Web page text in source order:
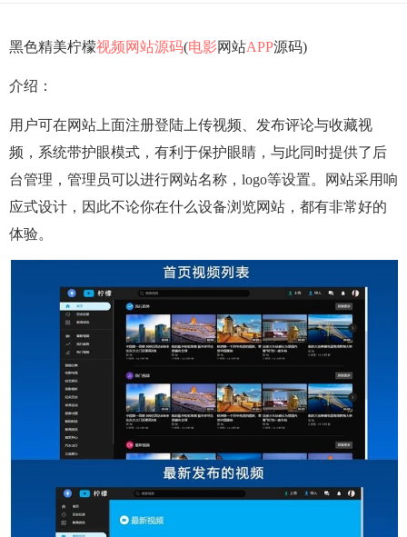
黑色精美柠檬视频网站源码(电影网站APP源码)
介绍：
用户可在网站上面注册登陆上传视频、发布评论与收藏视
频，系统带护眼模式，有利于保护眼睛，与此同时提供了后
台管理，管理员可以进行网站名称，logo等设置。网站采用响
应式设计，因此不论你在什么设备浏览网站，都有非常好的
体验。